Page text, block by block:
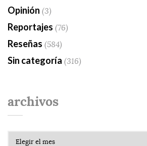
Opinión (3)
Reportajes (76)
Reseñas (584)
Sin categoría (316)
archivos